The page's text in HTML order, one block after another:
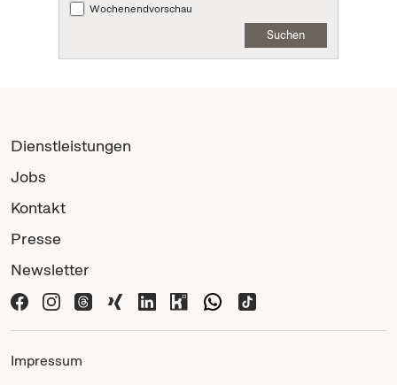
Wochenendvorschau
Suchen
Dienstleistungen
Jobs
Kontakt
Presse
Newsletter
Impressum